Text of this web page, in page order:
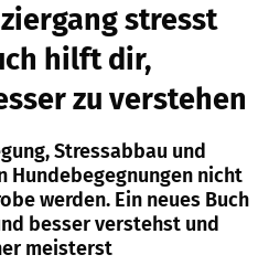
stresst
hilft dir,
zu verstehen
Stressabbau und
Hundebegegnungen nicht
werden. Ein neues Buch
besser verstehst und
meisterst